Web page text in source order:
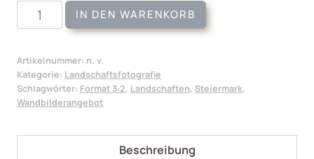
Wandbild
Mystischer
Menge
IN DEN WARENKORB
Artikelnummer: n. v.
Kategorie: Landschaftsfotografie
Schlagwörter: Format 3:2, Landschaften, Steiermark,
Wandbilderangebot
Beschreibung